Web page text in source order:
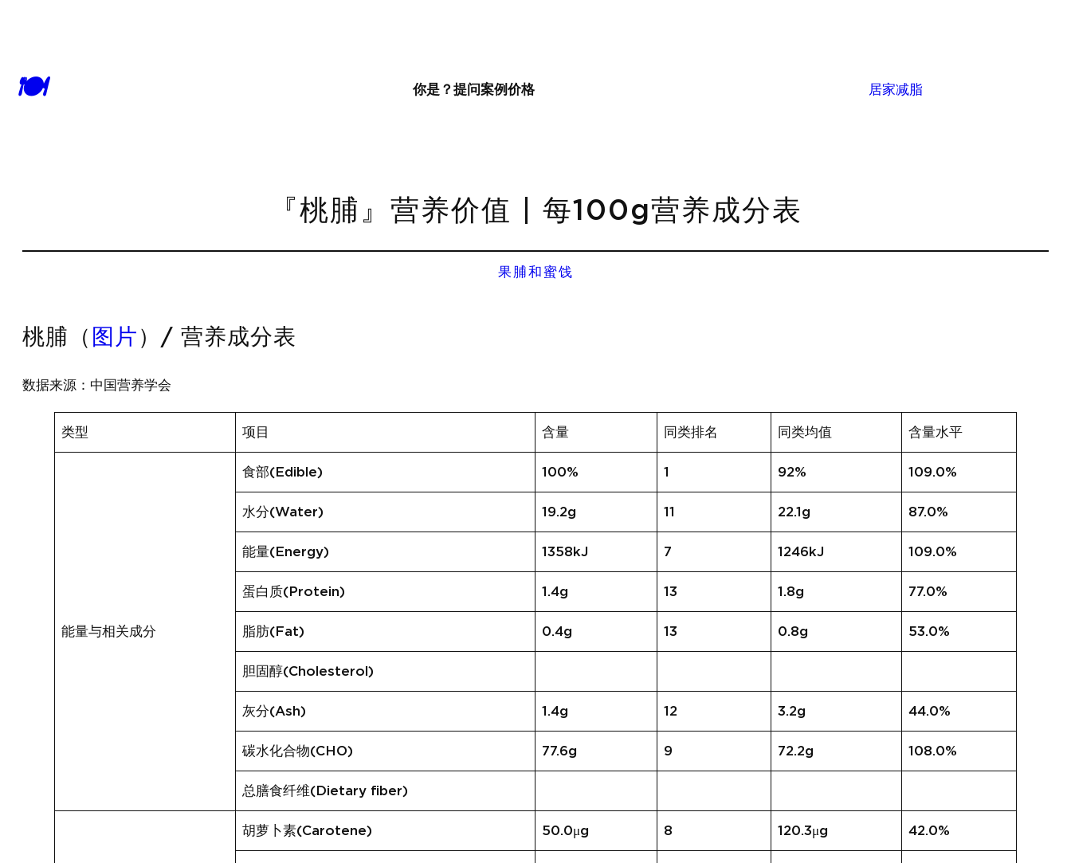
🍽 你是？ 提问案例价格 居家减脂
『桃脯』营养价值 | 每100g营养成分表
果脯和蜜饯
桃脯（ 图片 ）/ 营养成分表
数据来源：中国营养学会
类型 项目 含量 同类排名 同类均值 含量水平
能量与相关成分
食部(Edible) 100% 1 92% 109.0%
水分(Water) 19.2g 11 22.1g 87.0%
能量(Energy) 1358kJ 7 1246kJ 109.0%
蛋白质(Protein) 1.4g 13 1.8g 77.0%
脂肪(Fat) 0.4g 13 0.8g 53.0%
胆固醇(Cholesterol)
灰分(Ash) 1.4g 12 3.2g 44.0%
碳水化合物(CHO) 77.6g 9 72.2g 108.0%
总膳食纤维(Dietary fiber)
胡萝卜素(Carotene) 50.0μg 8 120.3μg 42.0%